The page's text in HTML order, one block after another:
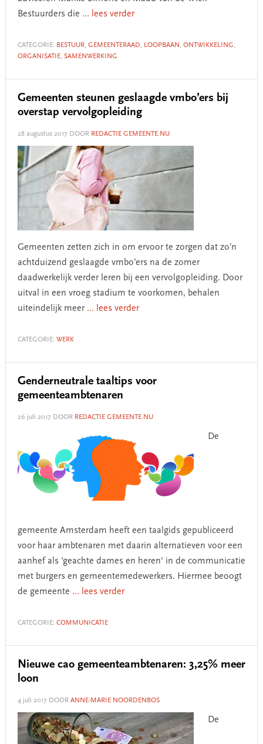
Bestuurders die ... lees verder
CATEGORIE: BESTUUR, GEMEENTERAAD, LOOPBAAN , ONTWIKKELING,
ORGANISATIE, SAMENWERKING
Gemeenten steunen geslaagde vmbo’ers bij
overstap vervolgopleiding
28 augustus 2017 DOOR REDACTIE GEMEENTE.NU
Gemeenten zetten zich in om ervoor te zorgen dat zo’n
achtduizend geslaagde vmbo’ers na de zomer
daadwerkelijk verder leren bij een vervolgopleiding. Door
uitval in een vroeg stadium te voorkomen, behalen
uiteindelijk meer ... lees verder
CATEGORIE: WERK
Genderneutrale taaltips voor
gemeenteambtenaren
26 juli 2017 DOOR REDACTIE GEMEENTE.NU
De
gemeente Amsterdam heeft een taalgids gepubliceerd
voor haar ambtenaren met daarin alternatieven voor een
aanhef als 'geachte dames en heren' in de communicatie
met burgers en gemeentemedewerkers. Hiermee beoogt
de gemeente ... lees verder
CATEGORIE: COMMUNICATIE
Nieuwe cao gemeenteambtenaren: 3,25% meer
loon
4 juli 2017 DOOR ANNE-MARIE NOORDENBOS
De